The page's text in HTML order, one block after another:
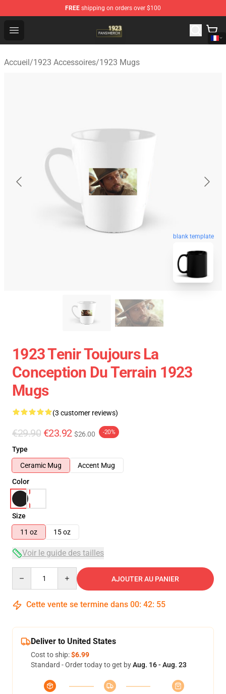
FREE shipping on orders over $100
Open menu
1923 Shop - Official 1923 Merchandise Store
Accueil/1923 Accessoires/1923 Mugs
blank template
1923 Tenir Toujours La
Conception Du Terrain 1923
Mugs
(3 customer reviews)
€29.90 €23.92 $26.00 -20%
Type
Ceramic Mug
Accent Mug
Color
Size
11 oz
15 oz
Voir le guide des tailles
AJOUTER AU PANIER
Cette vente se termine dans 00: 42: 55
Deliver to United States
Cost to ship:$6.99
Standard - Order today to get byAug. 16 - Aug. 23